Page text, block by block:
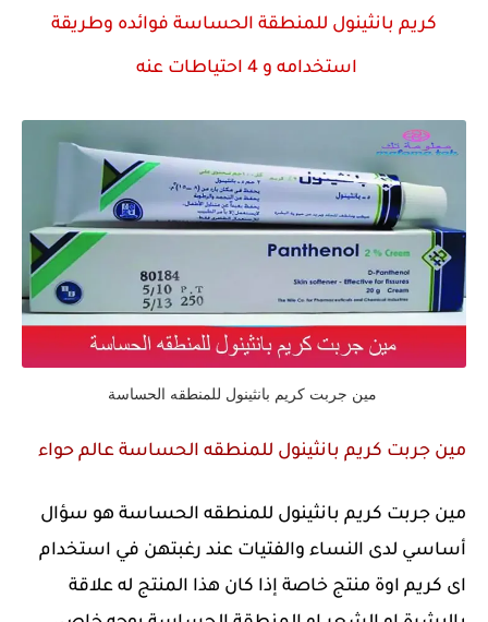
كريم بانثينول للمنطقة الحساسة فوائده وطريقة
استخدامه و 4 احتياطات عنه
مين جربت كريم بانثينول للمنطقه الحساسة
مين جربت كريم بانثينول للمنطقه الحساسة عالم حواء
مين جربت كريم بانثينول للمنطقه الحساسة هو سؤال
أساسي لدى النساء والفتيات عند رغبتهن في استخدام
اى كريم اوة منتج خاصة إذا كان هذا المنتج له علاقة